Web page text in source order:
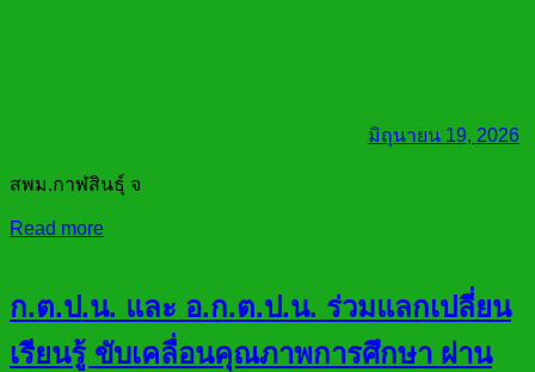
มิถุนายน 19, 2026
สพม.กาฬสินธุ์ จ
Read more
ก.ต.ป.น. และ อ.ก.ต.ป.น. ร่วมแลกเปลี่ยน
เรียนรู้ ขับเคลื่อนคุณภาพการศึกษา ผ่าน